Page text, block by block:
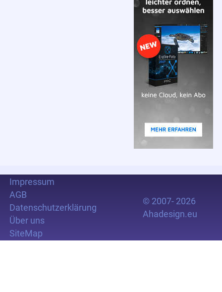
Impressum
AGB
Datenschutzerklärung
Über uns
SiteMap
© 2007- 2026
Ahadesign.eu